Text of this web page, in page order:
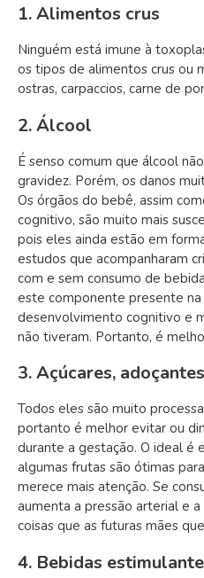
1. Alimentos crus
Ninguém está imune à
os tipos de alimentos crus ou
ostras, carpaccios, carne de
2. Álcool
É senso comum que álcool
gravidez. Porém, os danos
Os órgãos do bebê, assim
cognitivo, são muito mais
pois eles ainda estão em
estudos que acompanharam
com e sem consumo de
este componente presente
desenvolvimento cognitivo e
não tiveram. Portanto, é
3. Açúcares,
Todos eles são muito
portanto é melhor evitar ou
durante a gestação. O ideal é
algumas frutas são ótimas
merece mais atenção. Se
aumenta a pressão arterial e
coisas que as futuras mães
4. Bebidas